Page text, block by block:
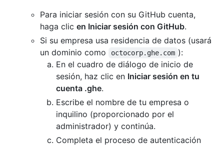
Para iniciar sesión con su GitHub cuenta,
haga clic en Iniciar sesión con GitHub.
Si su empresa usa residencia de datos (usará
un dominio como
octocorp.ghe.com ):
En el cuadro de diálogo de inicio de
sesión, haz clic en Iniciar sesión en tu
cuenta .ghe.
Escribe el nombre de tu empresa o
inquilino (proporcionado por el
administrador) y continúa.
Completa el proceso de autenticación